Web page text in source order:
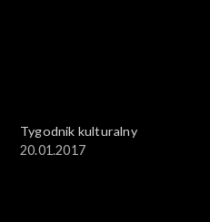
Tygodnik kulturalny
20.01.2017